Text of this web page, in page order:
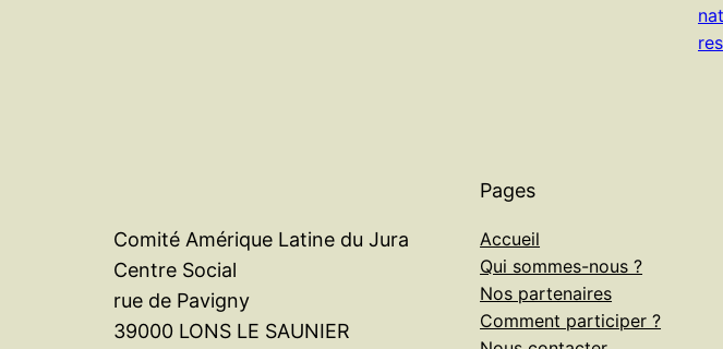
Comité Amérique Latine du Jura
Centre Social
rue de Pavigny
39000 LONS LE SAUNIER
Pages
Accueil
Qui sommes-nous ?
Nos partenaires
Comment participer ?